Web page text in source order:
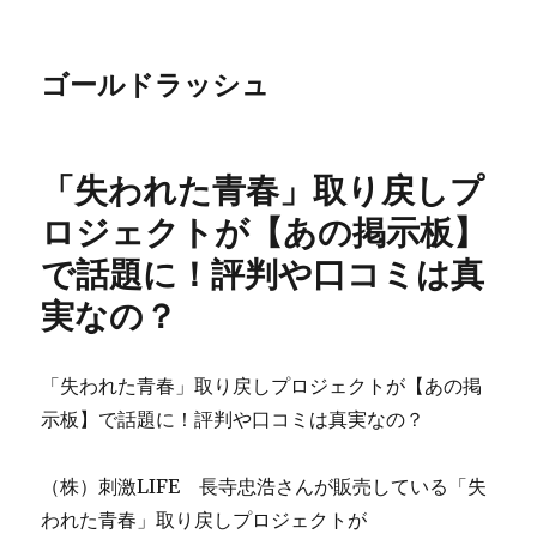
ゴールドラッシュ
「失われた青春」取り戻しプ
ロジェクトが【あの掲示板】
で話題に！評判や口コミは真
実なの？
「失われた青春」取り戻しプロジェクトが【あの掲
示板】で話題に！評判や口コミは真実なの？
（株）刺激LIFE 長寺忠浩さんが販売している「失
われた青春」取り戻しプロジェクトが